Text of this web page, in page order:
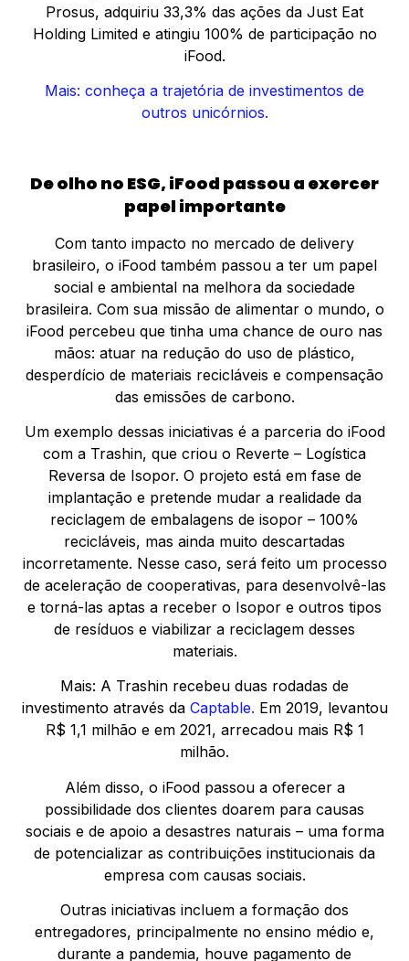
Prosus, adquiriu 33,3% das ações da Just Eat
Holding Limited e atingiu 100% de participação no
iFood.
Mais: conheça a trajetória de investimentos de
outros unicórnios.
De olho no ESG, iFood passou a exercer
papel importante
Com tanto impacto no mercado de delivery
brasileiro, o iFood também passou a ter um papel
social e ambiental na melhora da sociedade
brasileira. Com sua missão de alimentar o mundo, o
iFood percebeu que tinha uma chance de ouro nas
mãos: atuar na redução do uso de plástico,
desperdício de materiais recicláveis e compensação
das emissões de carbono.
Um exemplo dessas iniciativas é a parceria do iFood
com a Trashin, que criou o Reverte – Logística
Reversa de Isopor. O projeto está em fase de
implantação e pretende mudar a realidade da
reciclagem de embalagens de isopor – 100%
recicláveis, mas ainda muito descartadas
incorretamente. Nesse caso, será feito um processo
de aceleração de cooperativas, para desenvolvê-las
e torná-las aptas a receber o Isopor e outros tipos
de resíduos e viabilizar a reciclagem desses
materiais.
Mais: A Trashin recebeu duas rodadas de
investimento através da Captable. Em 2019, levantou
R$ 1,1 milhão e em 2021, arrecadou mais R$ 1
milhão.
Além disso, o iFood passou a oferecer a
possibilidade dos clientes doarem para causas
sociais e de apoio a desastres naturais – uma forma
de potencializar as contribuições institucionais da
empresa com causas sociais.
Outras iniciativas incluem a formação dos
entregadores, principalmente no ensino médio e,
durante a pandemia, houve pagamento de